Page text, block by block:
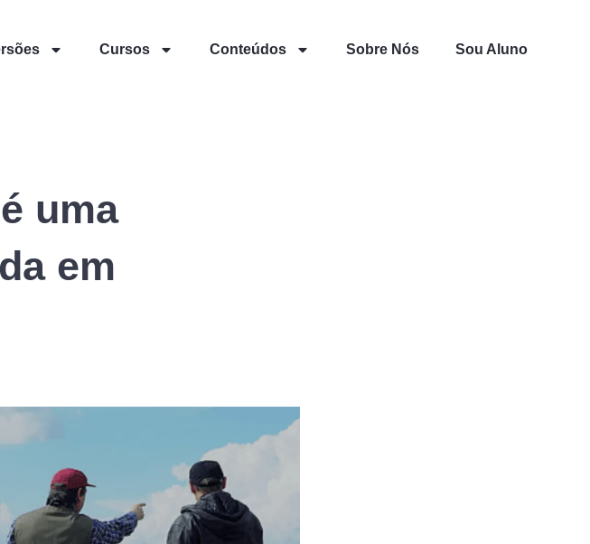
Cursos Conteúdos Sobre Nós Sou Aluno
uma
em